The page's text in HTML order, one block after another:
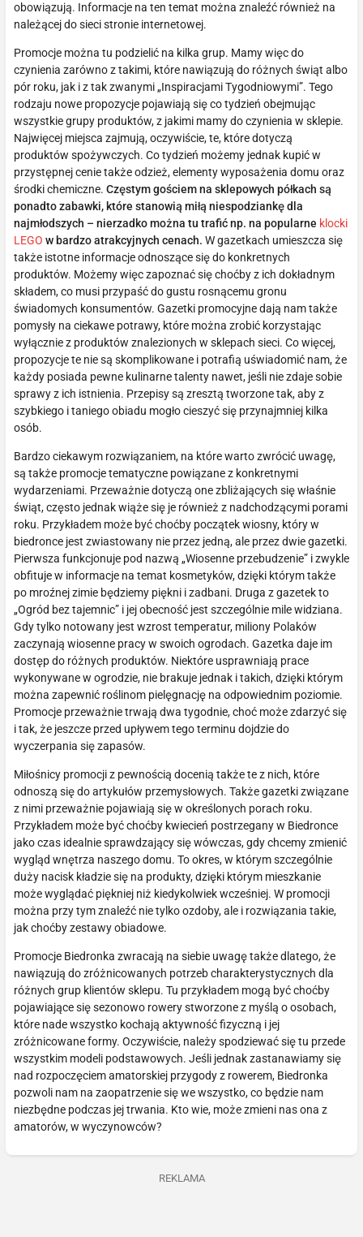
obowiązują. Informacje na ten temat można znaleźć również na
należącej do sieci stronie internetowej.
Promocje można tu podzielić na kilka grup. Mamy więc do
czynienia zarówno z takimi, które nawiązują do różnych świąt albo
pór roku, jak i z tak zwanymi „Inspiracjami Tygodniowymi”. Tego
rodzaju nowe propozycje pojawiają się co tydzień obejmując
wszystkie grupy produktów, z jakimi mamy do czynienia w sklepie.
Najwięcej miejsca zajmują, oczywiście, te, które dotyczą
produktów spożywczych. Co tydzień możemy jednak kupić w
przystępnej cenie także odzież, elementy wyposażenia domu oraz
środki chemiczne. Częstym gościem na sklepowych półkach są
ponadto zabawki, które stanowią miłą niespodziankę dla
najmłodszych – nierzadko można tu trafić np. na popularne klocki
LEGO w bardzo atrakcyjnych cenach. W gazetkach umieszcza się
także istotne informacje odnoszące się do konkretnych
produktów. Możemy więc zapoznać się choćby z ich dokładnym
składem, co musi przypaść do gustu rosnącemu gronu
świadomych konsumentów. Gazetki promocyjne dają nam także
pomysły na ciekawe potrawy, które można zrobić korzystając
wyłącznie z produktów znalezionych w sklepach sieci. Co więcej,
propozycje te nie są skomplikowane i potrafią uświadomić nam, że
każdy posiada pewne kulinarne talenty nawet, jeśli nie zdaje sobie
sprawy z ich istnienia. Przepisy są zresztą tworzone tak, aby z
szybkiego i taniego obiadu mogło cieszyć się przynajmniej kilka
osób.
Bardzo ciekawym rozwiązaniem, na które warto zwrócić uwagę,
są także promocje tematyczne powiązane z konkretnymi
wydarzeniami. Przeważnie dotyczą one zbliżających się właśnie
świąt, często jednak wiąże się je również z nadchodzącymi porami
roku. Przykładem może być choćby początek wiosny, który w
biedronce jest zwiastowany nie przez jedną, ale przez dwie gazetki.
Pierwsza funkcjonuje pod nazwą „Wiosenne przebudzenie” i zwykle
obfituje w informacje na temat kosmetyków, dzięki którym także
po mroźnej zimie będziemy piękni i zadbani. Druga z gazetek to
„Ogród bez tajemnic” i jej obecność jest szczególnie mile widziana.
Gdy tylko notowany jest wzrost temperatur, miliony Polaków
zaczynają wiosenne pracy w swoich ogrodach. Gazetka daje im
dostęp do różnych produktów. Niektóre usprawniają prace
wykonywane w ogrodzie, nie brakuje jednak i takich, dzięki którym
można zapewnić roślinom pielęgnację na odpowiednim poziomie.
Promocje przeważnie trwają dwa tygodnie, choć może zdarzyć się
i tak, że jeszcze przed upływem tego terminu dojdzie do
wyczerpania się zapasów.
Miłośnicy promocji z pewnością docenią także te z nich, które
odnoszą się do artykułów przemysłowych. Także gazetki związane
z nimi przeważnie pojawiają się w określonych porach roku.
Przykładem może być choćby kwiecień postrzegany w Biedronce
jako czas idealnie sprawdzający się wówczas, gdy chcemy zmienić
wygląd wnętrza naszego domu. To okres, w którym szczególnie
duży nacisk kładzie się na produkty, dzięki którym mieszkanie
może wyglądać piękniej niż kiedykolwiek wcześniej. W promocji
można przy tym znaleźć nie tylko ozdoby, ale i rozwiązania takie,
jak choćby zestawy obiadowe.
Promocje Biedronka zwracają na siebie uwagę także dlatego, że
nawiązują do zróżnicowanych potrzeb charakterystycznych dla
różnych grup klientów sklepu. Tu przykładem mogą być choćby
pojawiające się sezonowo rowery stworzone z myślą o osobach,
które nade wszystko kochają aktywność fizyczną i jej
zróżnicowane formy. Oczywiście, należy spodziewać się tu przede
wszystkim modeli podstawowych. Jeśli jednak zastanawiamy się
nad rozpoczęciem amatorskiej przygody z rowerem, Biedronka
pozwoli nam na zaopatrzenie się we wszystko, co będzie nam
niezbędne podczas jej trwania. Kto wie, może zmieni nas ona z
amatorów, w wyczynowców?
REKLAMA